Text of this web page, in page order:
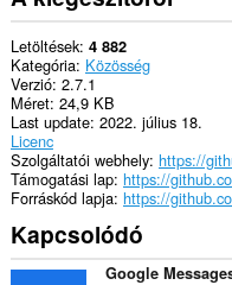
Letöltések 4 882
Kategória Közösség
Verzió 2.7.1
Méret 24,9 KB
Last update 2022. július 18.
Licenc
Szolgáltatói webhely https://
Támogatási lap https://
Forráskód lapja https://
Kapcsolódó
Google